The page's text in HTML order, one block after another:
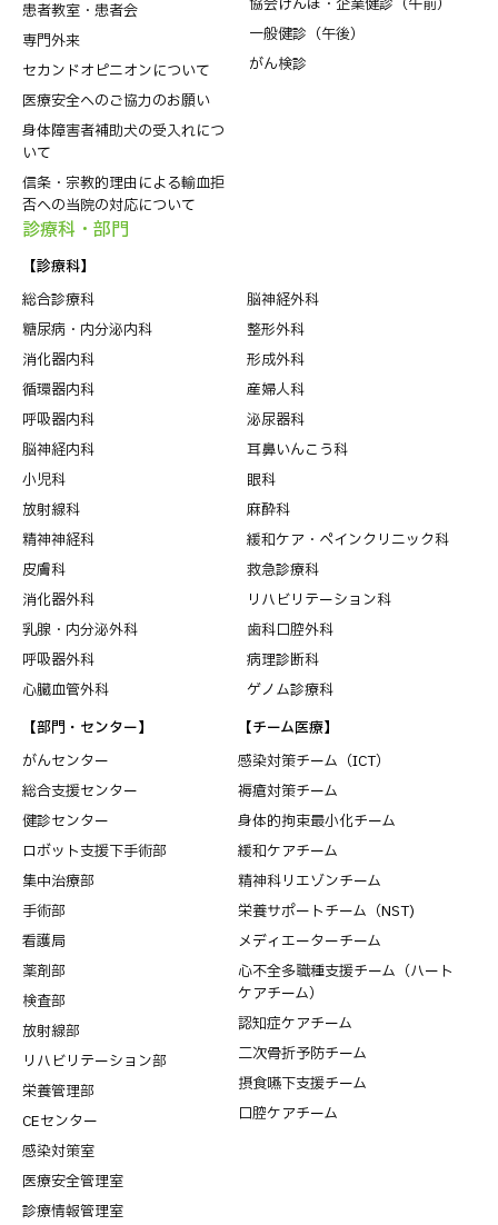
患者教室・患者会
専門外来
セカンドオピニオンについて
医療安全へのご協力のお願い
身体障害者補助犬の受入れにつ
いて
信条・宗教的理由による輸血拒
否への当院の対応について
協会けんぽ・企業健診（午前）
一般健診（午後）
がん検診
診療科・部⾨
【診療科】
総合診療科
糖尿病・内分泌内科
消化器内科
循環器内科
呼吸器内科
脳神経内科
小児科
放射線科
精神神経科
皮膚科
消化器外科
乳腺・内分泌外科
呼吸器外科
心臓血管外科
脳神経外科
整形外科
形成外科
産婦人科
泌尿器科
耳鼻いんこう科
眼科
麻酔科
緩和ケア・ペインクリニック科
救急診療科
リハビリテーション科
歯科口腔外科
病理診断科
ゲノム診療科
【部門・センター】
がんセンター
総合支援センター
健診センター
ロボット支援下手術部
集中治療部
手術部
看護局
薬剤部
検査部
放射線部
リハビリテーション部
栄養管理部
CEセンター
感染対策室
医療安全管理室
診療情報管理室
【チーム医療】
感染対策チーム（ICT）
褥瘡対策チーム
身体的拘束最小化チーム
緩和ケアチーム
精神科リエゾンチーム
栄養サポートチーム（NST)
メディエーターチーム
心不全多職種支援チーム（ハート
ケアチーム）
認知症ケアチーム
二次骨折予防チーム
摂食嚥下支援チーム
口腔ケアチーム